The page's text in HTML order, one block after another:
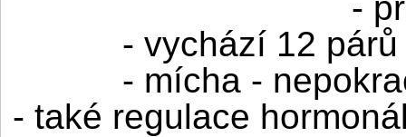
- vychází 12
- mícha -
- také regulace